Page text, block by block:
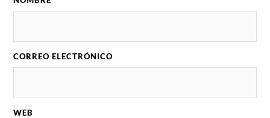
CORREO ELECTRÓNICO
WEB